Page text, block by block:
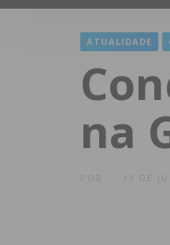
ATUALIDADE
na
19 DE